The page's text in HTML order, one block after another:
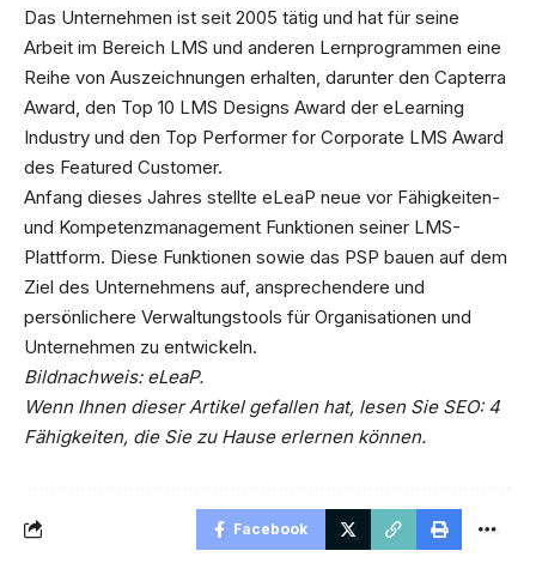
Das Unternehmen ist seit 2005 tätig und hat für seine
Arbeit im Bereich LMS und anderen Lernprogrammen eine
Reihe von Auszeichnungen erhalten, darunter den Capterra
Award, den Top 10 LMS Designs Award der eLearning
Industry und den Top Performer for Corporate LMS Award
des Featured Customer.
Anfang dieses Jahres stellte eLeaP neue vor Fähigkeiten-
und Kompetenzmanagement Funktionen seiner LMS-
Plattform. Diese Funktionen sowie das PSP bauen auf dem
Ziel des Unternehmens auf, ansprechendere und
persönlichere Verwaltungstools für Organisationen und
Unternehmen zu entwickeln.
Bildnachweis: eLeaP.
Wenn Ihnen dieser Artikel gefallen hat, lesen Sie SEO: 4
Fähigkeiten, die Sie zu Hause erlernen können.
Facebook